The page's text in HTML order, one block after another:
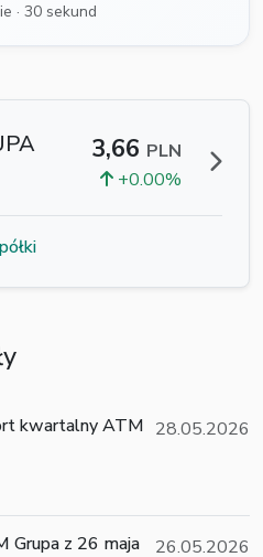
· 30 sekund
3,66 PLN
+0.00%
kwartalny ATM 28.05.2026
Grupa z 26 maja
26.05.2026